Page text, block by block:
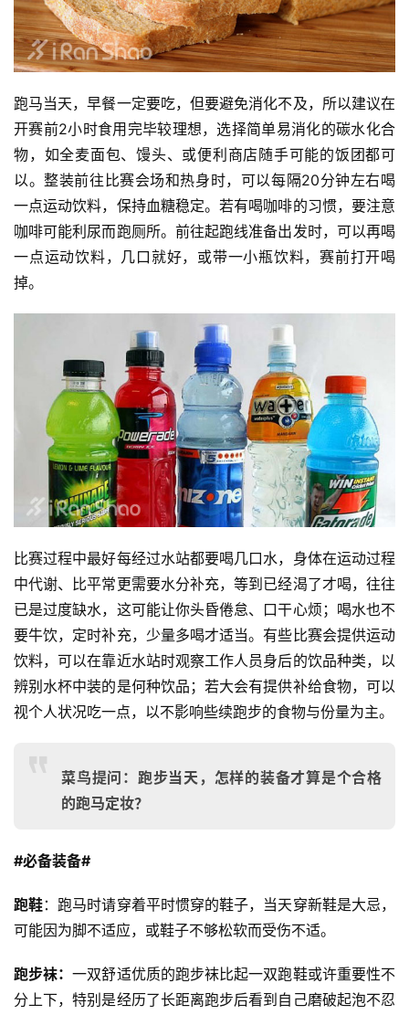
跑马当天，早餐一定要吃，但要避免消化不及，所以建议在
开赛前2小时食用完毕较理想，选择简单易消化的碳水化合
物，如全麦面包、馒头、或便利商店随手可能的饭团都可
以。整装前往比赛会场和热身时，可以每隔20分钟左右喝
一点运动饮料，保持血糖稳定。若有喝咖啡的习惯，要注意
咖啡可能利尿而跑厕所。前往起跑线准备出发时，可以再喝
一点运动饮料，几口就好，或带一小瓶饮料，赛前打开喝
掉。
比赛过程中最好每经过水站都要喝几口水，身体在运动过程
中代谢、比平常更需要水分补充，等到已经渴了才喝，往往
已是过度缺水，这可能让你头昏倦怠、口干心烦；喝水也不
要牛饮，定时补充，少量多喝才适当。有些比赛会提供运动
饮料，可以在靠近水站时观察工作人员身后的饮品种类，以
辨别水杯中装的是何种饮品；若大会有提供补给食物，可以
视个人状况吃一点，以不影响些续跑步的食物与份量为主。
菜鸟提问：跑步当天，怎样的装备才算是个合格
的跑马定妆？
#必备装备#
跑鞋：跑马时请穿着平时惯穿的鞋子，当天穿新鞋是大忌，
可能因为脚不适应，或鞋子不够松软而受伤不适。
跑步袜：一双舒适优质的跑步袜比起一双跑鞋或许重要性不
分上下，特别是经历了长距离跑步后看到自己磨破起泡不忍